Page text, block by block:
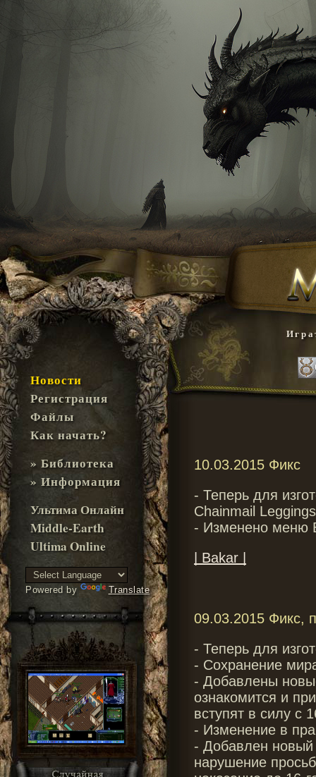
Новости
Регистрация
Файлы
Как начать?
» Библиотека
» Информация
Ультима Онлайн
Middle-Earth
Ultima Online
Powered by Translate
10.03.2015 Фикс
- Теперь для
Chainmail
- Изменено меню
| Bakar |
09.03.2015 Фикс,
- Теперь для
- Сохранение
- Добавлены
ознакомится и
вступят в силу с
- Изменение в
- Добавлен новый
нарушение